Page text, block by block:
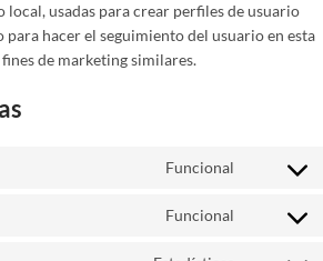
usadas para crear perfiles de usuario
hacer el seguimiento del usuario en esta
de marketing similares.
Funcional
Consent
service
Funcional
Consent